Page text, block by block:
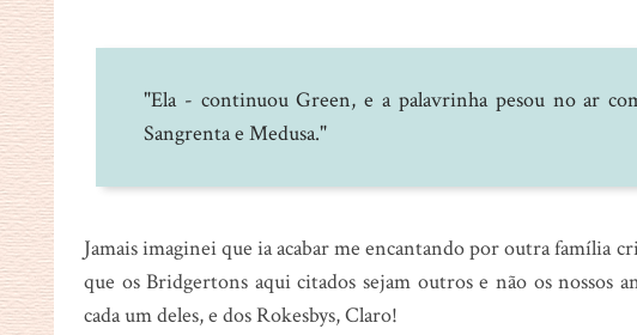
"Ela - continuou Green, e a palavrinha pesou no ar
Sangrenta e Medusa."
Jamais imaginei que ia acabar me encantando por outra família
que os Bridgertons aqui citados sejam outros e não os nossos
cada um deles, e dos Rokesbys, Claro!